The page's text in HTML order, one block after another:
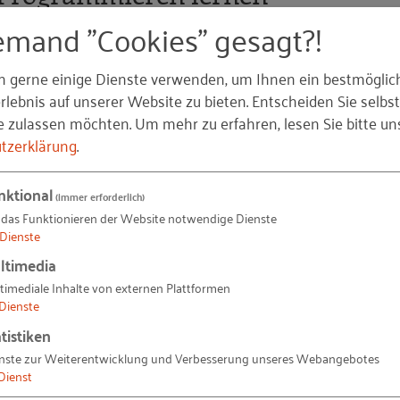
Jahren Kindern und Jugendlichen spielerisch
ehrenamtliche „Inspirer“ aus der IT-Praxis
CSS. Ziel ist es, Hemmschwellen abzubauen und
online an die Schulen. Mit „Hacker School GIRLS“
School arbeitet dabei eng mit Unternehmen,
zu den SDGs:
Jugendliche haben Grundkenntnisse im
wie „Hacker School GIRLS“ fördern Mädchen gezielt
"Cookies" gesagt?!
gerne einige Dienste verwenden, um Ihnen ein
auf unserer Website zu bieten. Entscheiden Sie
zulassen möchten.Um mehr zu erfahren, lesen Sie bitte
.
(immer erforderlich)
Funktionieren der Website notwendige Dienste
Dienste
Inhalte von externen Plattformen
Dienste
zur Weiterentwicklung und Verbesserung unseres Webangebotes